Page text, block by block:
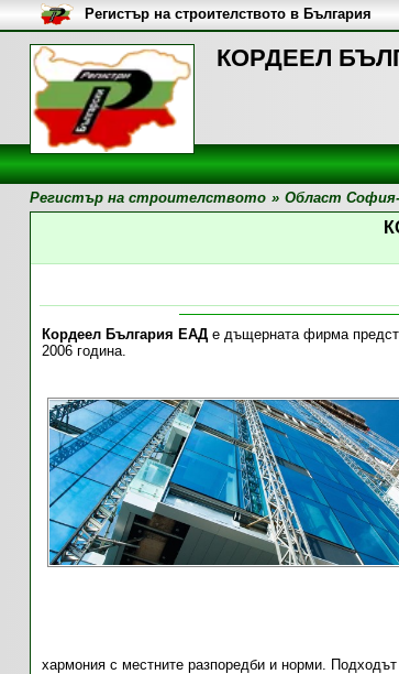
КОРДЕЕЛ
Регистър на строителството в България
Регистър на строителството » Област
Кордеел България ЕАДе дъщерната фирма
2006 година.
хармония с местните разпоредби и норми.